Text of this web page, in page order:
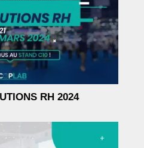
RH 2024